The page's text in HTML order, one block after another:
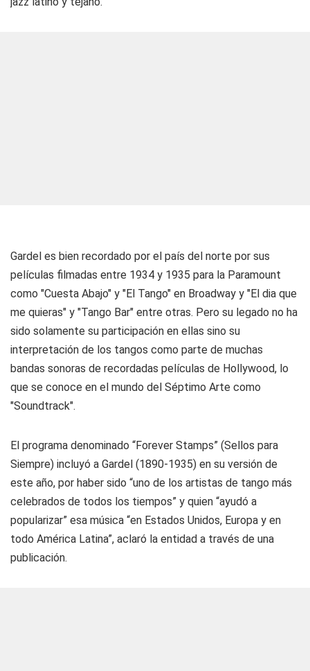
Gardel es bien recordado por el país del norte por sus
películas filmadas entre 1934 y 1935 para la Paramount
como "Cuesta Abajo" y "El Tango" en Broadway y "El dia que
me quieras" y "Tango Bar" entre otras. Pero su legado no ha
sido solamente su participación en ellas sino su
interpretación de los tangos como parte de muchas
bandas sonoras de recordadas películas de Hollywood, lo
que se conoce en el mundo del Séptimo Arte como
"Soundtrack".
El programa denominado “Forever Stamps” (Sellos para
Siempre) incluyó a Gardel (1890-1935) en su versión de
este año, por haber sido “uno de los artistas de tango más
celebrados de todos los tiempos” y quien “ayudó a
popularizar” esa música “en Estados Unidos, Europa y en
todo América Latina”, aclaró la entidad a través de una
publicación.